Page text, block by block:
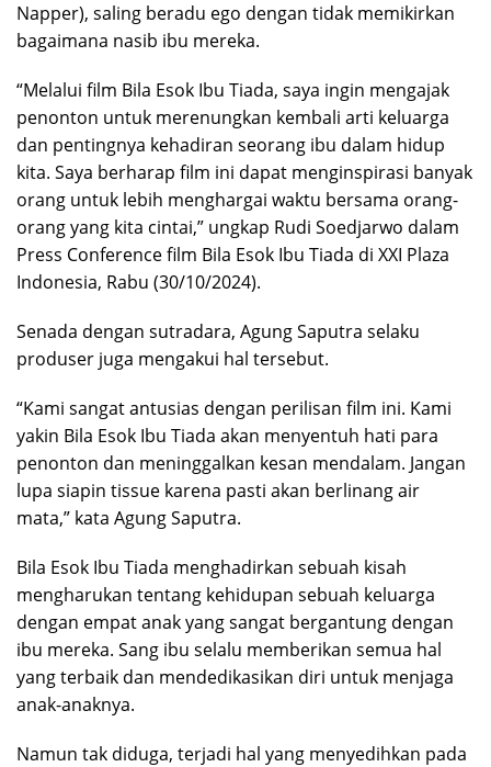
Napper), saling beradu ego dengan tidak memikirkan
bagaimana nasib ibu mereka.
“Melalui film Bila Esok Ibu Tiada, saya ingin mengajak
penonton untuk merenungkan kembali arti keluarga
dan pentingnya kehadiran seorang ibu dalam hidup
kita. Saya berharap film ini dapat menginspirasi banyak
orang untuk lebih menghargai waktu bersama orang-
orang yang kita cintai,” ungkap Rudi Soedjarwo dalam
Press Conference film Bila Esok Ibu Tiada di XXI Plaza
Indonesia, Rabu (30/10/2024).
Senada dengan sutradara, Agung Saputra selaku
produser juga mengakui hal tersebut.
“Kami sangat antusias dengan perilisan film ini. Kami
yakin Bila Esok Ibu Tiada akan menyentuh hati para
penonton dan meninggalkan kesan mendalam. Jangan
lupa siapin tissue karena pasti akan berlinang air
mata,” kata Agung Saputra.
Bila Esok Ibu Tiada menghadirkan sebuah kisah
mengharukan tentang kehidupan sebuah keluarga
dengan empat anak yang sangat bergantung dengan
ibu mereka. Sang ibu selalu memberikan semua hal
yang terbaik dan mendedikasikan diri untuk menjaga
anak-anaknya.
Namun tak diduga, terjadi hal yang menyedihkan pada